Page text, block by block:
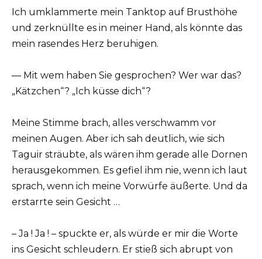
Ich umklammerte mein Tanktop auf Brusthöhe
und zerknüllte es in meiner Hand, als könnte das
mein rasendes Herz beruhigen.
— Mit wem haben Sie gesprochen? Wer war das?
„Kätzchen“? „Ich küsse dich“?
Meine Stimme brach, alles verschwamm vor
meinen Augen. Aber ich sah deutlich, wie sich
Taguir sträubte, als wären ihm gerade alle Dornen
herausgekommen. Es gefiel ihm nie, wenn ich laut
sprach, wenn ich meine Vorwürfe äußerte. Und da
erstarrte sein Gesicht …
– Ja ! Ja ! – spuckte er, als würde er mir die Worte
ins Gesicht schleudern. Er stieß sich abrupt von